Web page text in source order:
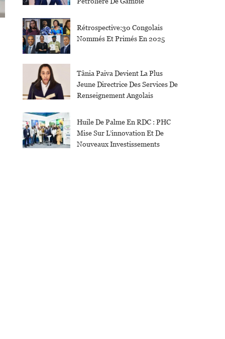
Rétrospective:30 Congolais
Nommés Et Primés En 2025
Tânia Paiva Devient La Plus
Jeune Directrice Des Services De
Renseignement Angolais
Huile De Palme En RDC : PHC
Mise Sur L’innovation Et De
Nouveaux Investissements